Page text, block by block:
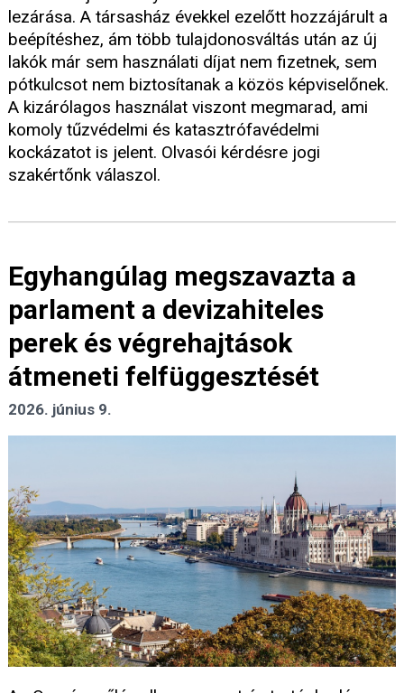
lezárása. A társasház évekkel ezelőtt hozzájárult a
beépítéshez, ám több tulajdonosváltás után az új
lakók már sem használati díjat nem fizetnek, sem
pótkulcsot nem biztosítanak a közös képviselőnek.
A kizárólagos használat viszont megmarad, ami
komoly tűzvédelmi és katasztrófavédelmi
kockázatot is jelent. Olvasói kérdésre jogi
szakértőnk válaszol.
Egyhangúlag megszavazta a
parlament a devizahiteles
perek és végrehajtások
átmeneti felfüggesztését
2026. június 9.